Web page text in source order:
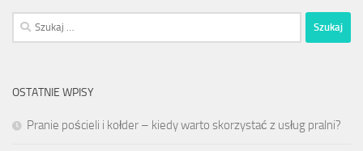
Szukaj:
OSTATNIE WPISY
Pranie pościeli i kołder – kiedy warto skorzystać z usług pralni?